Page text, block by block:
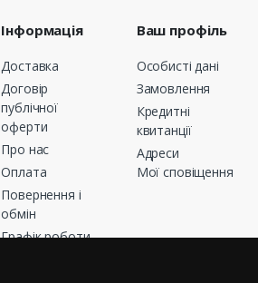
Інформація
Доставка
Договір
публічної
оферти
Про нас
Оплата
Повернення і
обмін
Графік роботи
Ваш профіль
Особисті дані
Замовлення
Кредитні
квитанції
Адреси
Мої сповіщення